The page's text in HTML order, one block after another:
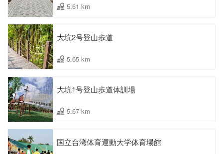
5.61 km
大坑2号登山歩道
5.65 km
大坑1号登山歩道体訓場
5.67 km
国立台湾体育運動大学体育場館